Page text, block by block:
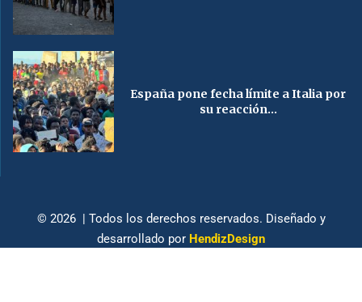
España pone fecha límite a Italia por
su reacción...
© 2026 | Todos los derechos reservados. Diseñado y
desarrollado por HendizDesign